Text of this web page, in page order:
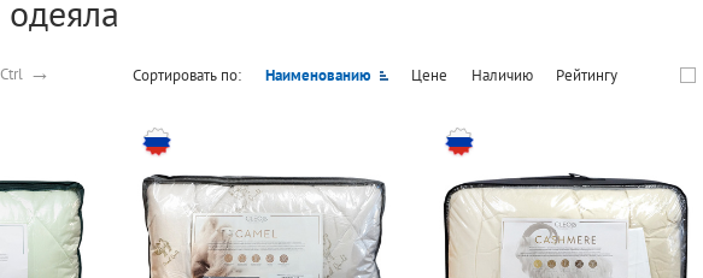
Ctrl → Сортировать по: Наименованию Цене Наличию Рейтингу